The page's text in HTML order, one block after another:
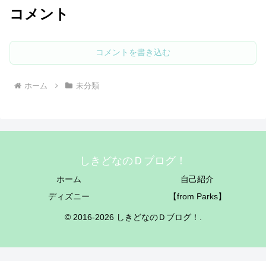
コメント
コメントを書き込む
ホーム 未分類
しきどなのＤブログ！
ホーム
自己紹介
ディズニー
【from Parks】
© 2016-2026 しきどなのＤブログ！.